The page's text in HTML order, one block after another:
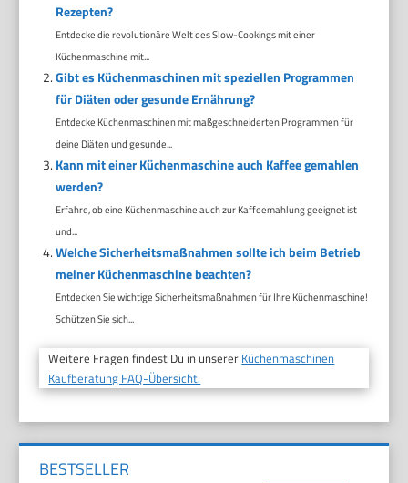
Rezepten?
Entdecke die revolutionäre Welt des Slow-Cookings mit einer
Küchenmaschine mit...
Gibt es Küchenmaschinen mit speziellen Programmen
für Diäten oder gesunde Ernährung?
Entdecke Küchenmaschinen mit maßgeschneiderten Programmen für
deine Diäten und gesunde...
Kann mit einer Küchenmaschine auch Kaffee gemahlen
werden?
Erfahre, ob eine Küchenmaschine auch zur Kaffeemahlung geeignet ist
und...
Welche Sicherheitsmaßnahmen sollte ich beim Betrieb
meiner Küchenmaschine beachten?
Entdecken Sie wichtige Sicherheitsmaßnahmen für Ihre Küchenmaschine!
Schützen Sie sich...
Weitere Fragen findest Du in unserer Küchenmaschinen
Kaufberatung FAQ-Übersicht.
BESTSELLER